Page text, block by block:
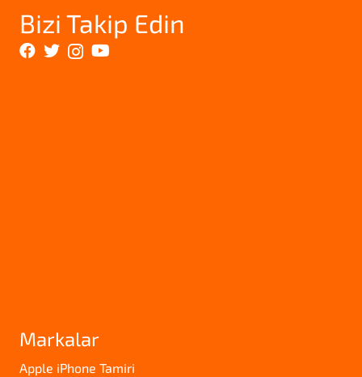
Bizi Takip Edin
Markalar
Apple iPhone Tamiri